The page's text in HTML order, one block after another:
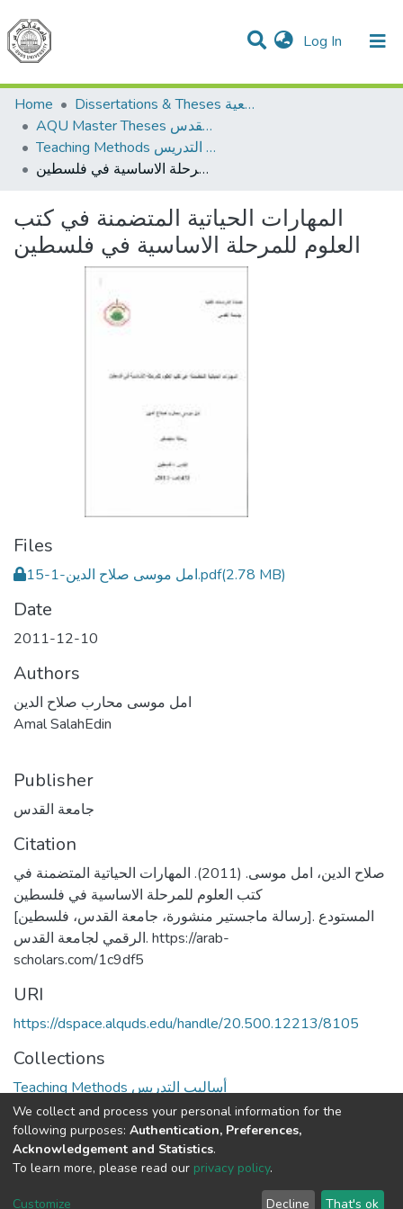
Log In (current)
Communities & Collections
All of DSpace
Home
Dissertations & Theses الرسائل الجامعية
AQU Master Theses الرسائل الجامعية الخاصة بجامعة القدس
Teaching Methods أساليب التدريس
المهارات الحياتية المتضمنة في كتب العلوم للمرحلة الاساسية في فلسطين
المهارات الحياتية المتضمنة في كتب
العلوم للمرحلة الاساسية في فلسطين
Files
امل موسى صلاح الدين-1-15.pdf(2.78 MB)
Date
2011-12-10
Authors
امل موسى محارب صلاح الدين
Amal SalahEdin
Publisher
جامعة القدس
Citation
صلاح الدين، امل موسى. (2011). المهارات الحياتية المتضمنة في
كتب العلوم للمرحلة الاساسية في فلسطين
[رسالة ماجستير منشورة، جامعة القدس، فلسطين]. المستودع
الرقمي لجامعة القدس. https://arab-
scholars.com/1c9df5
URI
https://dspace.alquds.edu/handle/20.500.12213/8105
Collections
Teaching Methods أساليب التدريس
Full item page
Cookie End User Send
We collect and process your personal information for the
following purposes: Authentication, Preferences,
Acknowledgement and Statistics.
To learn more, please read our privacy policy.
Customize Decline That's ok